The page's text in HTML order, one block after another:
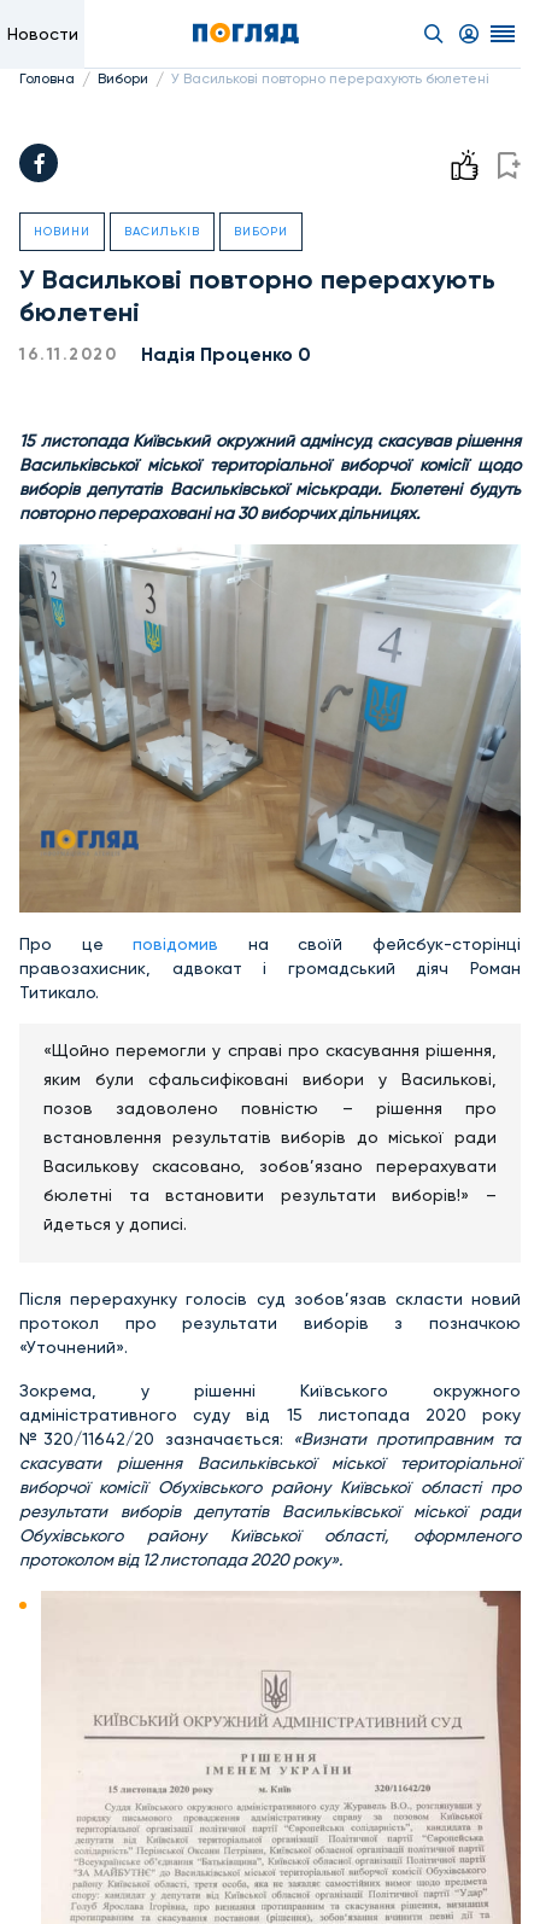
Новости
Головна / Вибори / У Василькові повторно перерахують бюлетені
НОВИНИ ВАСИЛЬКІВ ВИБОРИ
У Василькові повторно перерахують
бюлетені
16.11.2020 Надiя Проценко 0
15 листопада Київський окружний адмінсуд скасував рішення
Васильківської міської територіальної виборчої комісії щодо
виборів депутатів Васильківської міськради. Бюлетені будуть
повторно перераховані на 30 виборчих дільницях.
Про цеповідомив на своїй фейсбук-сторінці
правозахисник, адвокат і громадський діяч Роман
Титикало.
«Щойно перемогли у справі про скасування рішення,
яким були сфальсифіковані вибори у Василькові,
позов задоволено повністю – рішення про
встановлення результатів виборів до міської ради
Василькову скасовано, зобов’язано перерахувати
бюлетні та встановити результати виборів!» –
йдеться у дописі.
Після перерахунку голосів суд зобов’язав скласти новий
протокол про результати виборів з позначкою
«Уточнений».
Зокрема, у рішенні Київського окружного
адміністративного суду від 15 листопада 2020 року
№320/11642/20 зазначається: «Визнати протиправним та
скасувати рішення Васильківської міської територіальної
виборчої комісії Обухівського району Київської області про
результати виборів депутатів Васильківської міської ради
Обухівського району Київської області, оформленого
протоколом від 12 листопада 2020 року».